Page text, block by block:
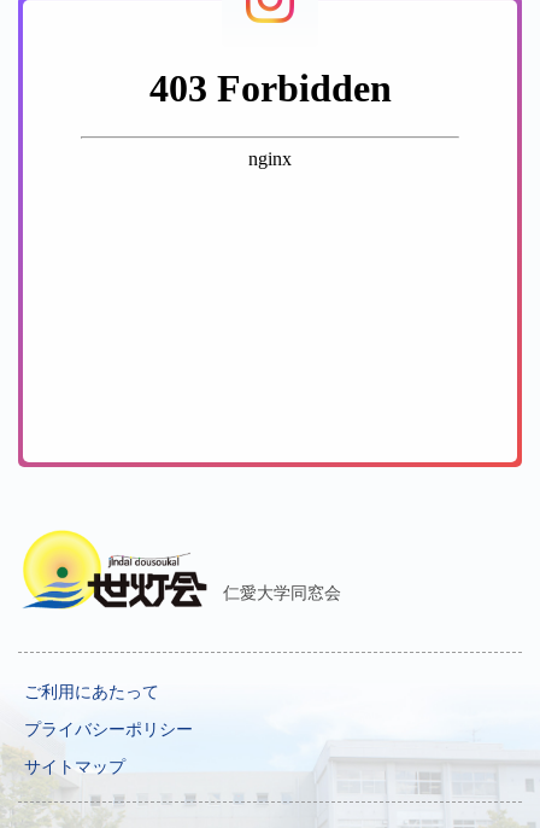
仁愛大学同窓会
ご利用にあたって
プライバシーポリシー
サイトマップ